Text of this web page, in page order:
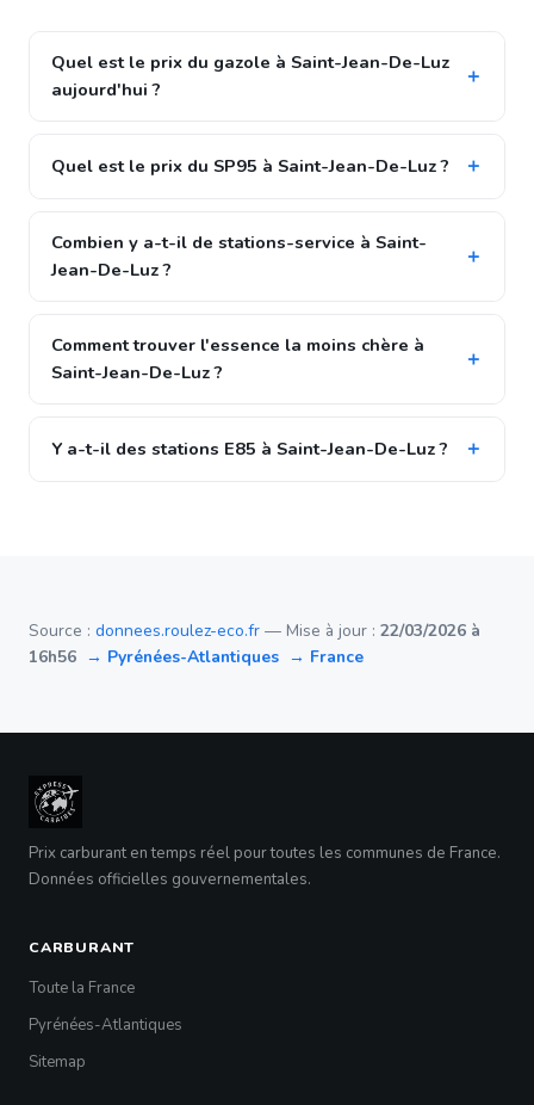
Quel est le prix du gazole à Saint-Jean-De-Luz
aujourd'hui ?
Quel est le prix du SP95 à Saint-Jean-De-Luz ?
Combien y a-t-il de stations-service à Saint-
Jean-De-Luz ?
Comment trouver l'essence la moins chère à
Saint-Jean-De-Luz ?
Y a-t-il des stations E85 à Saint-Jean-De-Luz ?
Source : donnees.roulez-eco.fr — Mise à jour : 22/03/2026 à
16h56 → Pyrénées-Atlantiques → France
Prix carburant en temps réel pour toutes les communes de France.
Données officielles gouvernementales.
CARBURANT
Toute la France
Pyrénées-Atlantiques
Sitemap